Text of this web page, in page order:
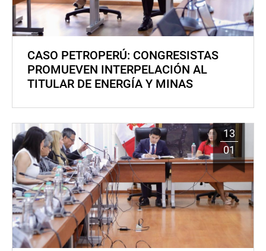
CASO PETROPERÚ: CONGRESISTAS
PROMUEVEN INTERPELACIÓN AL
TITULAR DE ENERGÍA Y MINAS
13
01